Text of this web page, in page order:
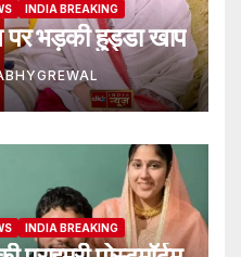
INDIA BREAKING
पर भड़की हुड्डा खाप
INDIA BREAKING